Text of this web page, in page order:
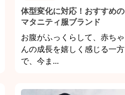
体型変化に対応！おすすめの
マタニティ服ブランド
お腹がふっくらして、赤ちゃ
んの成長を嬉しく感じる一方
で、今ま...